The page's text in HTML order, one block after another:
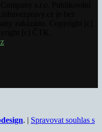
. | Spravovat souhlas s